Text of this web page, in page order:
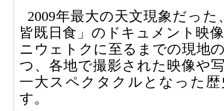
2009年最大の天文現象だっ
皆既日食」のドキュメント映
ニウェトクに至るまでの現地
つ、各地で撮影された映像や
一大スペクタクルとなった
す。